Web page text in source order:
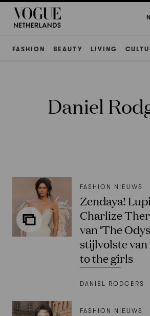
FASHION BEAUTY LIVING
Daniel
FASHION NIEUWS
Zendaya!
Charlize
van ‘The
stijlvolste
to the girls
DANIEL RODGERS
FASHION NIEUWS